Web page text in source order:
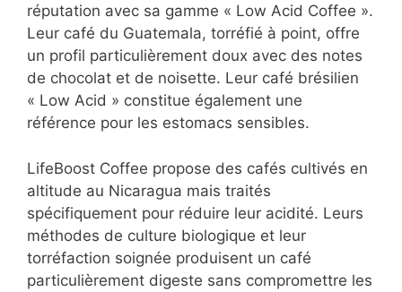
réputation avec sa gamme « Low Acid Coffee ».
Leur café du Guatemala, torréfié à point, offre
un profil particulièrement doux avec des notes
de chocolat et de noisette. Leur café brésilien
« Low Acid » constitue également une
référence pour les estomacs sensibles.
LifeBoost Coffee propose des cafés cultivés en
altitude au Nicaragua mais traités
spécifiquement pour réduire leur acidité. Leurs
méthodes de culture biologique et leur
torréfaction soignée produisent un café
particulièrement digeste sans compromettre les